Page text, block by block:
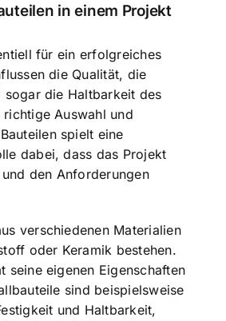
in einem Projekt
für ein erfolgreiches
die Qualität, die
sogar die Haltbarkeit des
Auswahl und
spielt eine
dabei, dass das Projekt
den Anforderungen
verschiedenen Materialien
oder Keramik bestehen.
seine eigenen Eigenschaften
sind beispielsweise
und Haltbarkeit,